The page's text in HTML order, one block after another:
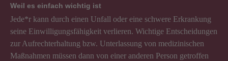
Weil es einfach wichtig ist
Jede*r kann durch einen Unfall oder eine schwere Erkrankung
seine Einwilligungsfähigkeit verlieren. Wichtige Entscheidungen
zur Aufrechterhaltung bzw. Unterlassung von medizinischen
Maßnahmen müssen dann von einer anderen Person getroffen